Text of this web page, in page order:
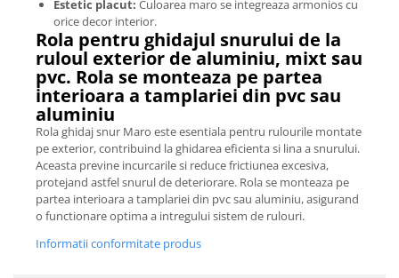
Estetic placut: Culoarea maro se integreaza armonios cu
orice decor interior.
Rola pentru ghidajul snurului de la
ruloul exterior de aluminiu, mixt sau
pvc. Rola se monteaza pe partea
interioara a tamplariei din pvc sau
aluminiu
Rola ghidaj snur Maro este esentiala pentru rulourile montate
pe exterior, contribuind la ghidarea eficienta si lina a snurului.
Aceasta previne incurcarile si reduce frictiunea excesiva,
protejand astfel snurul de deteriorare. Rola se monteaza pe
partea interioara a tamplariei din pvc sau aluminiu, asigurand
o functionare optima a intregului sistem de rulouri.
Informatii conformitate produs